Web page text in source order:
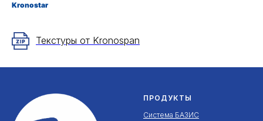
Kronostar
Текстуры от Kronospan
ПРОДУКТЫ
Система БАЗИС